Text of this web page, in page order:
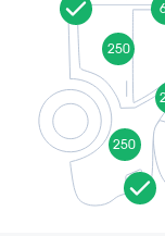
250
250